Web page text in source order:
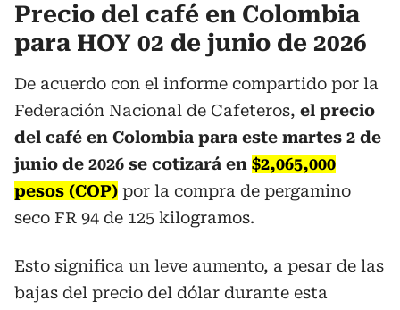
Precio del café en Colombia
para HOY 02 de junio de 2026
De acuerdo con el informe compartido por la
Federación Nacional de Cafeteros, el precio
del café en Colombia para este martes 2 de
junio de 2026 se cotizará en $2,065,000
pesos (COP) por la compra de pergamino
seco FR 94 de 125 kilogramos.
Esto significa un leve aumento, a pesar de las
bajas del precio del dólar durante esta